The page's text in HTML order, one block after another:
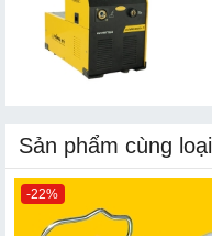
Sản phẩm cùng loại
-22%